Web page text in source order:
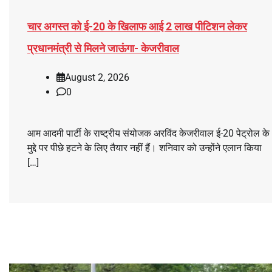
चार अगस्त को ई-20 के खिलाफ आई 2 लाख पीटिशन लेकर
प्रधानमंत्री से मिलने जाऊंगा- केजरीवाल
August 2, 2026
0
आम आदमी पार्टी के राष्ट्रीय संयोजक अरविंद केजरीवाल ई-20 पेट्रोल के
मुद्दे पर पीछे हटने के लिए तैयार नहीं हैं। शनिवार को उन्होंने एलान किया
[…]